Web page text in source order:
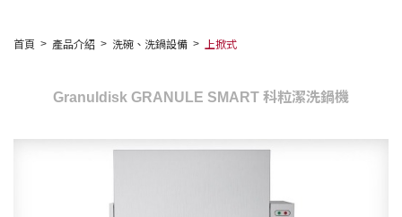
首頁 產品介紹 洗碗、洗鍋設備 上掀式
Granuldisk GRANULE SMART 科粒潔洗鍋機